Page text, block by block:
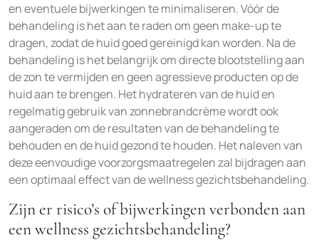
en eventuele bijwerkingen te minimaliseren. Vóór de
behandeling is het aan te raden om geen make-up te
dragen, zodat de huid goed gereinigd kan worden. Na de
behandeling is het belangrijk om directe blootstelling aan
de zon te vermijden en geen agressieve producten op de
huid aan te brengen. Het hydrateren van de huid en
regelmatig gebruik van zonnebrandcrème wordt ook
aangeraden om de resultaten van de behandeling te
behouden en de huid gezond te houden. Het naleven van
deze eenvoudige voorzorgsmaatregelen zal bijdragen aan
een optimaal effect van de wellness gezichtsbehandeling.
Zijn er risico’s of bijwerkingen verbonden aan
een wellness gezichtsbehandeling?